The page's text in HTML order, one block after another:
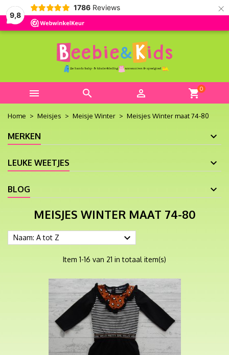
9,8
1786 Reviews ×
   shopping_cart0
Home Meisjes Meisje Winter Meisjes Winter maat 74-80
MERKEN
LEUKE WEETJES
BLOG
MEISJES WINTER MAAT 74-80
Naam: A tot Z 
Item 1-16 van 21 in totaal item(s)